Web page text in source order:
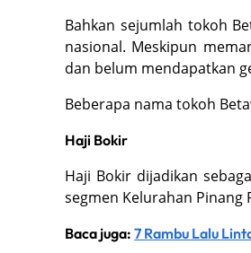
Bahkan sejumlah tokoh
nasional. Meskipun
dan belum mendapatkan
Beberapa nama tokoh
Haji Bokir
Haji Bokir dijadikan
segmen Kelurahan Pinang
Baca juga: 7 Rambu Lalu